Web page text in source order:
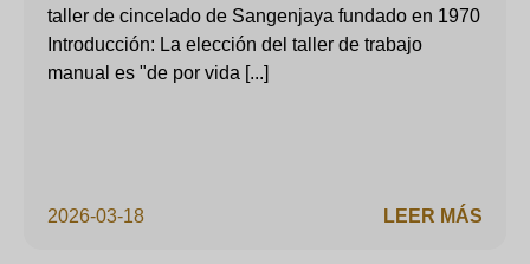
2026-03-18
taller de cincelado de Sangenjaya fundado en 1970
Introducción: La elección del taller de trabajo
manual es "de por vida [...]
LEER MÁS